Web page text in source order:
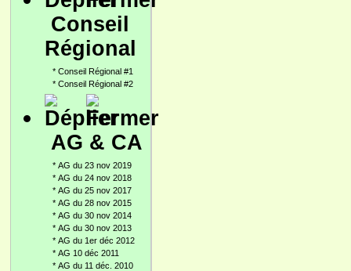
Conseil
Régional
* Conseil Régional #1
* Conseil Régional #2
AG & CA
* AG du 23 nov 2019
* AG du 24 nov 2018
* AG du 25 nov 2017
* AG du 28 nov 2015
* AG du 30 nov 2014
* AG du 30 nov 2013
* AG du 1er déc 2012
* AG 10 déc 2011
* AG du 11 déc. 2010